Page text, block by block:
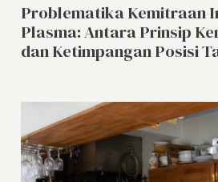
Problematika Kemitraan
Plasma: Antara Prinsip
dan Ketimpangan Posisi